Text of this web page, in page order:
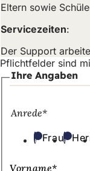
f
i
n
d
Eltern sowie
Servicezeiten:
Der Support
Pflichtfelder sind
Ihre Angaben
Anrede*
Frau
Vorname*